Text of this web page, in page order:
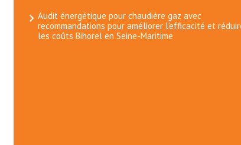
Audit énergétique pour chaudière gaz avec
recommandations pour améliorer l’efficacité et
les coûts Bihorel en Seine-Maritime